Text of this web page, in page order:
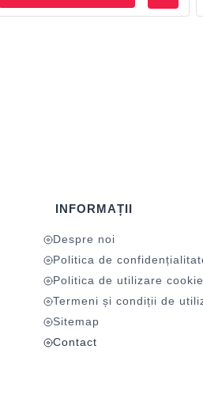
INFORMAȚII
Despre noi
Politica de
Politica de utilizare
Termeni și condiții de
Sitemap
Contact